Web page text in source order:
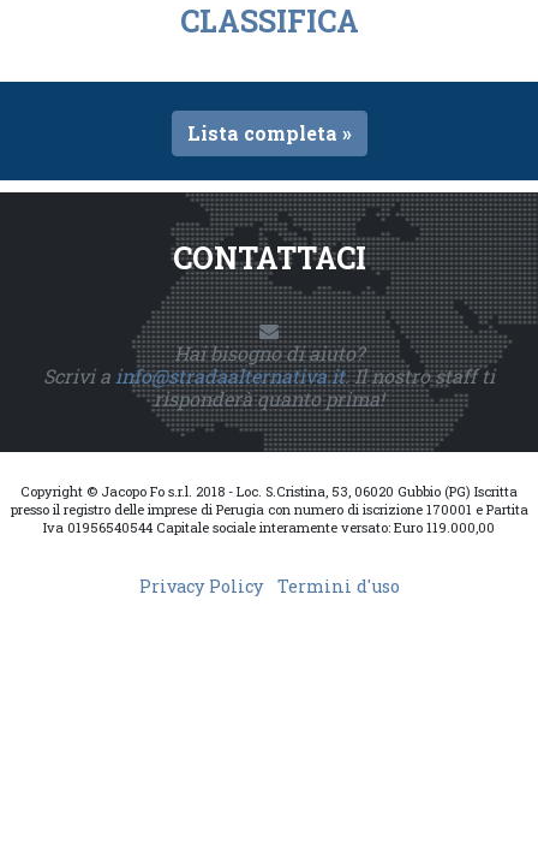
CLASSIFICA
Lista completa »
CONTATTACI
Hai bisogno di aiuto?
Scrivi a info@stradaalternativa.it. Il nostro staff ti
risponderà quanto prima!
Copyright © Jacopo Fo s.r.l. 2018 - Loc. S.Cristina, 53, 06020 Gubbio (PG) Iscritta
presso il registro delle imprese di Perugia con numero di iscrizione 170001 e Partita
Iva 01956540544 Capitale sociale interamente versato: Euro 119.000,00
Privacy Policy Termini d'uso